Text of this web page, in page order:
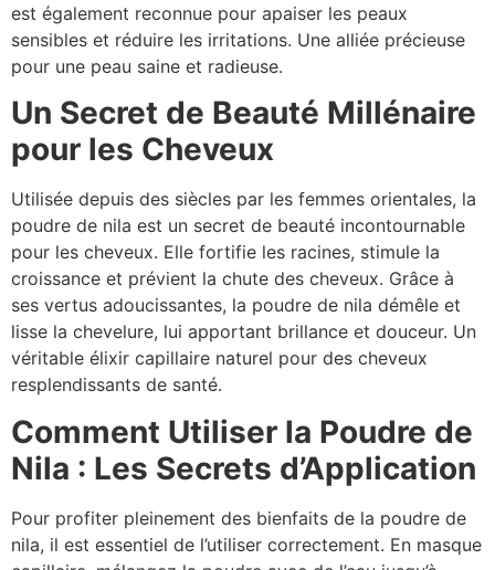
est également reconnue pour apaiser les peaux
sensibles et réduire les irritations. Une alliée précieuse
pour une peau saine et radieuse.
Un Secret de Beauté Millénaire
pour les Cheveux
Utilisée depuis des siècles par les femmes orientales, la
poudre de nila est un secret de beauté incontournable
pour les cheveux. Elle fortifie les racines, stimule la
croissance et prévient la chute des cheveux. Grâce à
ses vertus adoucissantes, la poudre de nila démêle et
lisse la chevelure, lui apportant brillance et douceur. Un
véritable élixir capillaire naturel pour des cheveux
resplendissants de santé.
Comment Utiliser la Poudre de
Nila : Les Secrets d’Application
Pour profiter pleinement des bienfaits de la poudre de
nila, il est essentiel de l’utiliser correctement. En masque